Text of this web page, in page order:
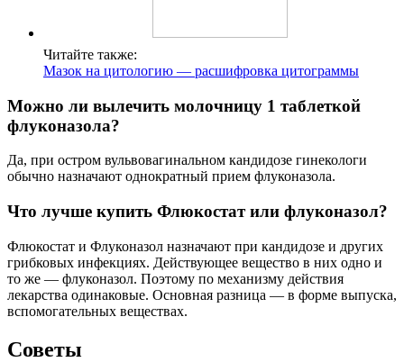
Читайте также:
Мазок на цитологию — расшифровка цитограммы
Можно ли вылечить молочницу 1 таблеткой
флуконазола?
Да, при остром вульвовагинальном кандидозе гинекологи
обычно назначают однократный прием флуконазола.
Что лучше купить Флюкостат или флуконазол?
Флюкостат и Флуконазол назначают при кандидозе и других
грибковых инфекциях. Действующее вещество в них одно и
то же — флуконазол. Поэтому по механизму действия
лекарства одинаковые. Основная разница — в форме выпуска,
вспомогательных веществах.
Советы